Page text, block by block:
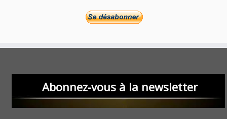
Abonnez-vous à la newsletter